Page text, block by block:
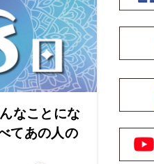
なことにな
てあの人の